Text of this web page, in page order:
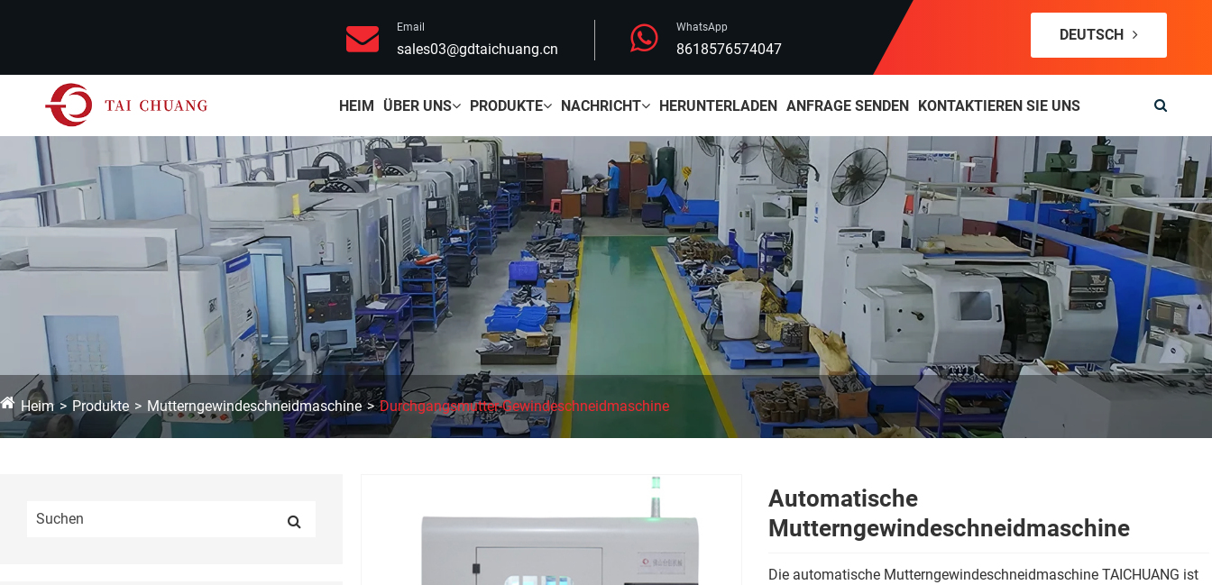
Email
sales03@gdtaichuang.cn
WhatsApp
8618576574047
DEUTSCH
HEIM ÜBER UNS PRODUKTE NACHRICHT HERUNTERLADEN ANFRAGE SENDEN KONTAKTIEREN SIE UNS
Heim Produkte Mutterngewindeschneidmaschine Durchgangsmutter-Gewindeschneidmaschine
Automatische
Mutterngewindeschneidmaschine
Die automatische Mutterngewindeschneidmaschine TAICHUANG ist